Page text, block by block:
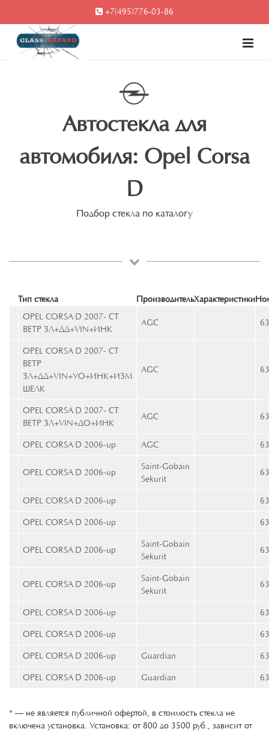
+7(495)776-03-86
Автостекла для
автомобиля: Opel Corsa
D
Подбор стекла по каталогу
Тип стекла ПроизводительХарактеристики
OPEL CORSA D 2007- СТ
ВЕТР ЗЛ+ДД+VIN+ИНК
AGC
OPEL CORSA D 2007- СТ
ВЕТР
ЗЛ+ДД+VIN+УО+ИНК+ИЗМ
ШЕЛК
AGC
OPEL CORSA D 2007- СТ
ВЕТР ЗЛ+VIN+ДО+ИНК
AGC
OPEL CORSA D 2006-up AGC
OPEL CORSA D 2006-up
Saint-Gobain
Sekurit
OPEL CORSA D 2006-up
OPEL CORSA D 2006-up
OPEL CORSA D 2006-up
Saint-Gobain
Sekurit
OPEL CORSA D 2006-up
Saint-Gobain
Sekurit
OPEL CORSA D 2006-up
OPEL CORSA D 2006-up
OPEL CORSA D 2006-up Guardian
OPEL CORSA D 2006-up Guardian
* — не является публичной офертой, в стоимость стекла не
включена установка. Установка: от 800 до 3500 руб., зависит от